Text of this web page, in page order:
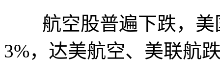
航空股普遍下跌，美
3%，达美航空、美联航